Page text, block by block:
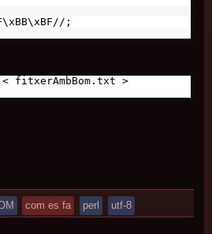
;
fitxerAmbBom.txt >
com es fa perl utf-8